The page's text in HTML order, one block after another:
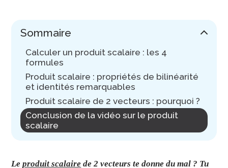
Sommaire
Calculer un produit scalaire : les 4
formules
Produit scalaire : propriétés de bilinéarité
et identités remarquables
Produit scalaire de 2 vecteurs : pourquoi ?
Conclusion de la vidéo sur le produit
scalaire
Leproduit scalaire de 2 vecteurs te donne du mal ? Tu